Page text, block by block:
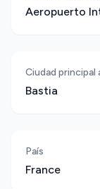
Aeropuerto
Ciudad principal
Bastia
País
France